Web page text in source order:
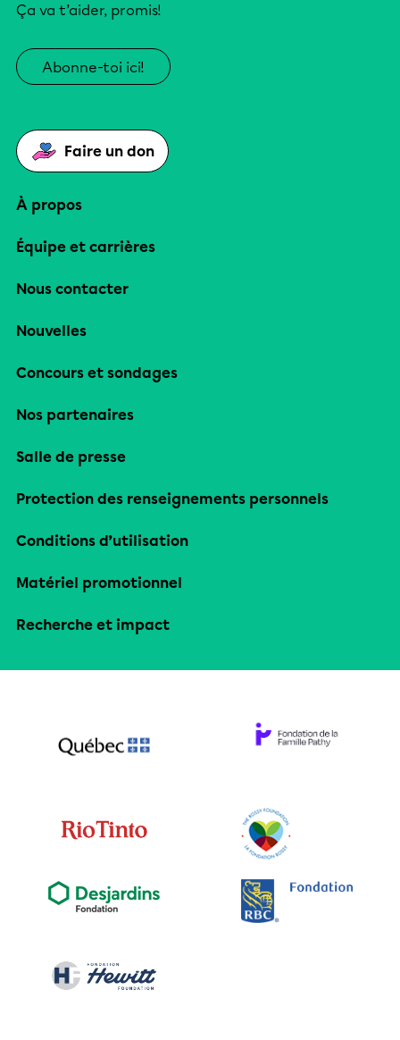
Ça va t’aider, promis!
Abonne-toi ici!
Faire un don
À propos
Équipe et carrières
Nous contacter
Nouvelles
Concours et sondages
Nos partenaires
Salle de presse
Protection des renseignements personnels
Conditions d’utilisation
Matériel promotionnel
Recherche et impact